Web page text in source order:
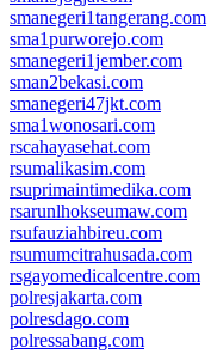
smanegeri1tangerang.com
sma1purworejo.com
smanegeri1jember.com
sman2bekasi.com
smanegeri47jkt.com
sma1wonosari.com
rscahayasehat.com
rsumalikasim.com
rsuprimaintimedika.com
rsarunlhokseumaw.com
rsufauziahbireu.com
rsumumcitrahusada.com
rsgayomedicalcentre.com
polresjakarta.com
polresdago.com
polressabang.com